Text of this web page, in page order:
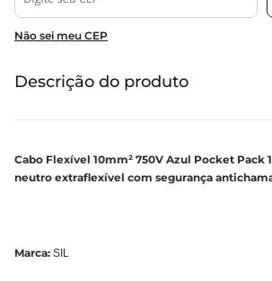
Não sei meu CEP
Descrição do produto
Cabo Flexível 10mm² 750V Azul Pocket Pack
neutro extraflexível com segurança
Marca: SIL